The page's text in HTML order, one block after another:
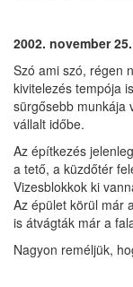
2002. november 25.
Szó ami szó, régen
kivitelezés tempója
sürgősebb munkája
vállalt időbe.
Az építkezés
a tető, a küzdőtér
Vizesblokkok ki
Az épület körül már
is átvágták már a
Nagyon reméljük,